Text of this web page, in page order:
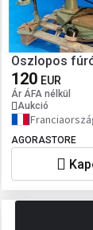
Oszlopos
120 EUR
Ár ÁFA nélkül
Aukció
AGORASTORE